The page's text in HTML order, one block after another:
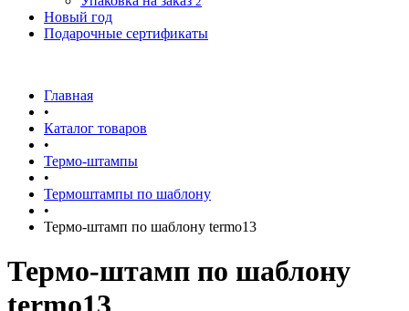
Новый год
Подарочные сертификаты
Главная
•
Каталог товаров
•
Термо-штампы
•
Термоштампы по шаблону
•
Термо-штамп по шаблону termo13
Термо-штамп по шаблону